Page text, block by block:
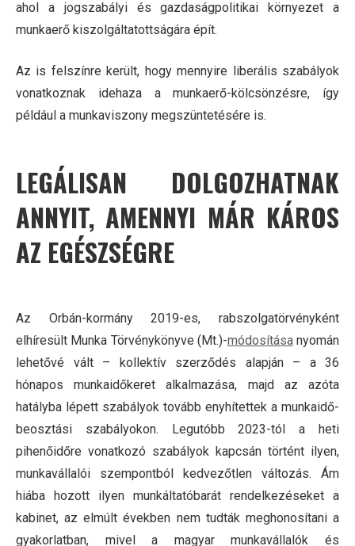
ahol a jogszabályi és gazdaságpolitikai környezet a
munkaerő kiszolgáltatottságára épít.
Az is felszínre került, hogy mennyire liberális szabályok
vonatkoznak idehaza a munkaerő-kölcsönzésre, így
például a munkaviszony megszüntetésére is.
LEGÁLISAN DOLGOZHATNAK
ANNYIT, AMENNYI MÁR KÁROS
AZ EGÉSZSÉGRE
Az Orbán-kormány 2019-es, rabszolgatörvényként
elhíresült Munka Törvénykönyve (Mt.)-módosításanyomán
lehetővé vált – kollektív szerződés alapján – a 36
hónapos munkaidőkeret alkalmazása, majd az azóta
hatályba lépett szabályok tovább enyhítettek a munkaidő-
beosztási szabályokon. Legutóbb 2023-tól a heti
pihenőidőre vonatkozó szabályok kapcsán történt ilyen,
munkavállalói szempontból kedvezőtlen változás. Ám
hiába hozott ilyen munkáltatóbarát rendelkezéseket a
kabinet, az elmúlt években nem tudták meghonosítani a
gyakorlatban, mivel a magyar munkavállalók és